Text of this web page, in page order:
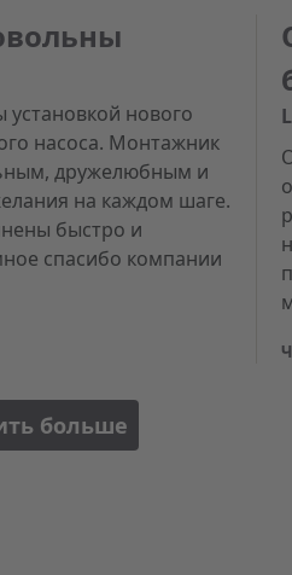
нового
насоса. Монтажник
дружелюбным и
на каждом шаге.
быстро и
спасибо компании
больше